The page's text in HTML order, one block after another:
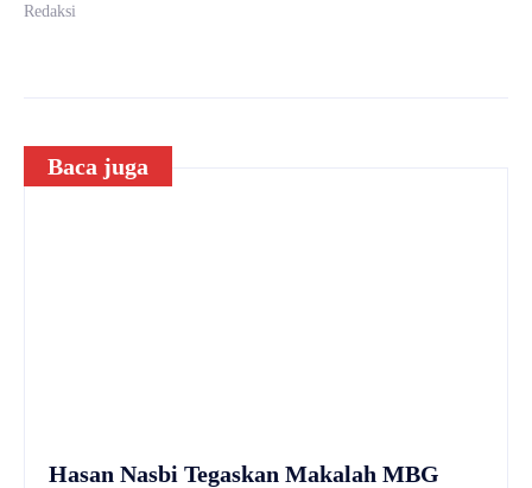
Redaksi
Baca juga
Hasan Nasbi Tegaskan Makalah MBG